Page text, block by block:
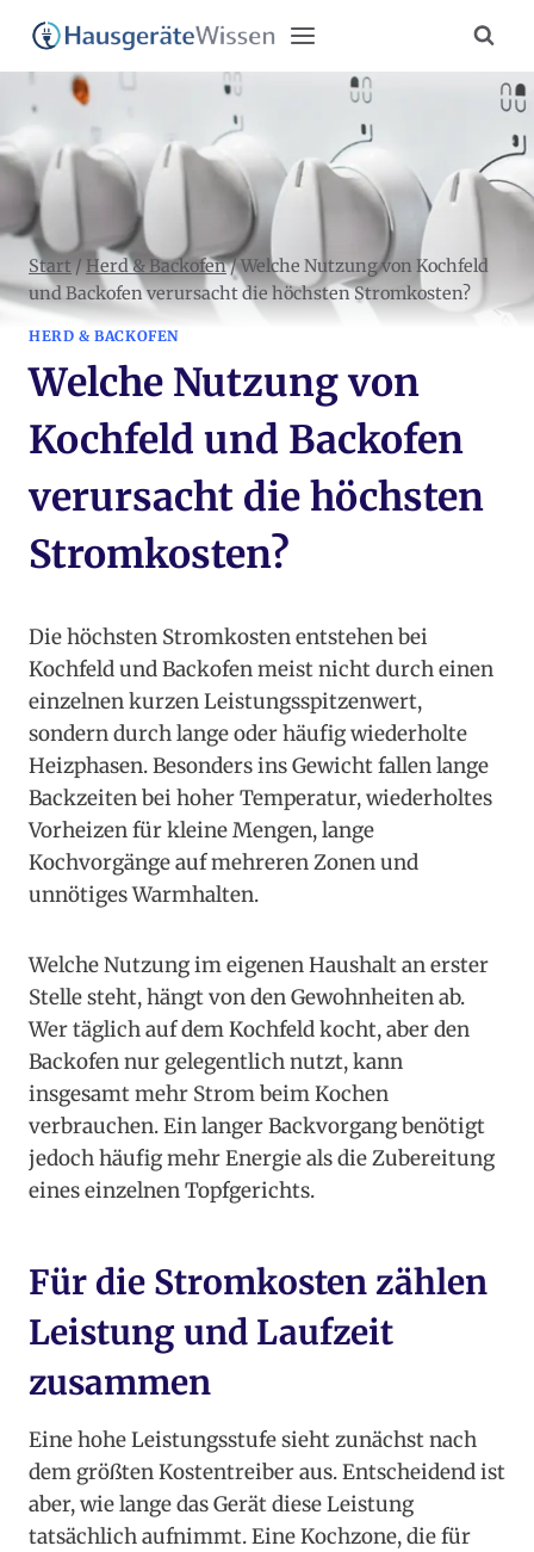
Zum
Inhalt
springen
Start /Herd & Backofen/Welche Nutzung von Kochfeld
und Backofen verursacht die höchsten Stromkosten?
HERD & BACKOFEN
Welche Nutzung von
Kochfeld und Backofen
verursacht die höchsten
Stromkosten?
Die höchsten Stromkosten entstehen bei
Kochfeld und Backofen meist nicht durch einen
einzelnen kurzen Leistungsspitzenwert,
sondern durch lange oder häufig wiederholte
Heizphasen. Besonders ins Gewicht fallen lange
Backzeiten bei hoher Temperatur, wiederholtes
Vorheizen für kleine Mengen, lange
Kochvorgänge auf mehreren Zonen und
unnötiges Warmhalten.
Welche Nutzung im eigenen Haushalt an erster
Stelle steht, hängt von den Gewohnheiten ab.
Wer täglich auf dem Kochfeld kocht, aber den
Backofen nur gelegentlich nutzt, kann
insgesamt mehr Strom beim Kochen
verbrauchen. Ein langer Backvorgang benötigt
jedoch häufig mehr Energie als die Zubereitung
eines einzelnen Topfgerichts.
Für die Stromkosten zählen
Leistung und Laufzeit
zusammen
Eine hohe Leistungsstufe sieht zunächst nach
dem größten Kostentreiber aus. Entscheidend ist
aber, wie lange das Gerät diese Leistung
tatsächlich aufnimmt. Eine Kochzone, die für